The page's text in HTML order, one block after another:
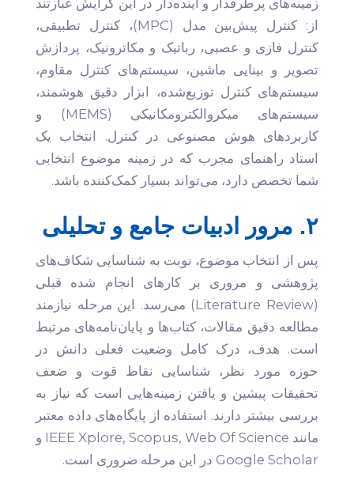
زمینه‌های پرطرفدار و آینده‌دار در این گرایش عبارتند
از: کنترل پیش‌بین مدل (MPC)، کنترل تطبیقی،
کنترل فازی و عصبی، رباتیک و مکاترونیک، پردازش
تصویر و بینایی ماشین، سیستم‌های کنترل مقاوم،
سیستم‌های کنترل توزیع‌شده، ابزار دقیق هوشمند،
سیستم‌های میکروالکترومکانیکی (MEMS) و
کاربردهای هوش مصنوعی در کنترل. انتخاب یک
استاد راهنمای مجرب که در زمینه موضوع انتخابی
شما تخصص دارد، می‌تواند بسیار کمک‌کننده باشد.
۲. مرور ادبیات جامع و تحلیلی
پس از انتخاب موضوع، نوبت به شناسایی شکاف‌های
پژوهشی و مروری بر کارهای انجام شده قبلی
(Literature Review) می‌رسد. این مرحله نیازمند
مطالعه دقیق مقالات، کتاب‌ها و پایان‌نامه‌های مرتبط
است. هدف، درک کامل وضعیت فعلی دانش در
حوزه مورد نظر، شناسایی نقاط قوت و ضعف
تحقیقات پیشین و یافتن زمینه‌هایی است که نیاز به
بررسی بیشتر دارند. استفاده از پایگاه‌های داده معتبر
مانند IEEE Xplore, Scopus, Web Of Science و
Google Scholar در این مرحله ضروری است.